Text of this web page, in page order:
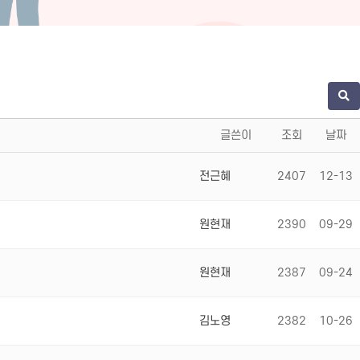
글쓴이 조회 날짜
전근혜 2407 12-13
원현재 2390 09-29
원현재 2387 09-24
김노영 2382 10-26